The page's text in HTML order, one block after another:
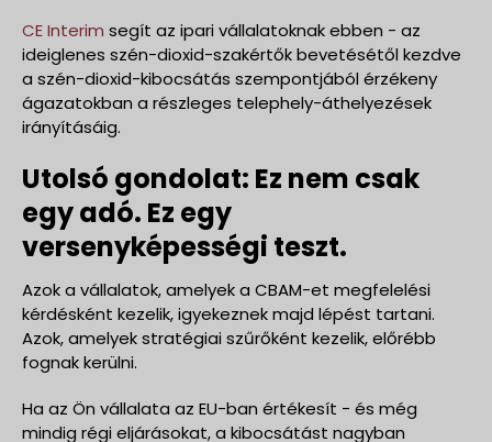
CE Interim segít az ipari vállalatoknak ebben - az
ideiglenes szén-dioxid-szakértők bevetésétől kezdve
a szén-dioxid-kibocsátás szempontjából érzékeny
ágazatokban a részleges telephely-áthelyezések
irányításáig.
Utolsó gondolat: Ez nem csak
egy adó. Ez egy
versenyképességi teszt.
Azok a vállalatok, amelyek a CBAM-et megfelelési
kérdésként kezelik, igyekeznek majd lépést tartani.
Azok, amelyek stratégiai szűrőként kezelik, előrébb
fognak kerülni.
Ha az Ön vállalata az EU-ban értékesít - és még
mindig régi eljárásokat, a kibocsátást nagyban